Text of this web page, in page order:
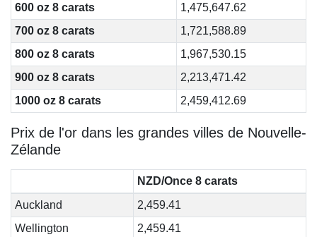
600 oz 8 carats
1,475,647.62
700 oz 8 carats
1,721,588.89
800 oz 8 carats
1,967,530.15
900 oz 8 carats
2,213,471.42
1000 oz 8 carats
2,459,412.69
Prix de l'or dans les grandes villes de Nouvelle-
Zélande
NZD/Once 8 carats
Auckland
2,459.41
Wellington
2,459.41